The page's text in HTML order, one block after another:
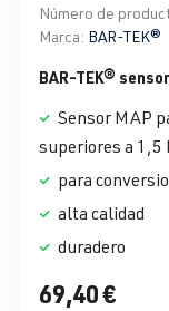
Número de
Marca: BAR-TEK®
BAR-TEK®
Sensor MAP
superiores a 1,5
para
alta calidad
duradero
69,40 €